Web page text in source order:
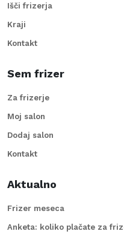
Išči frizerja
Kraji
Kontakt
Sem frizer
Za frizerje
Moj salon
Dodaj salon
Kontakt
Aktualno
Frizer meseca
Anketa: koliko plačate za